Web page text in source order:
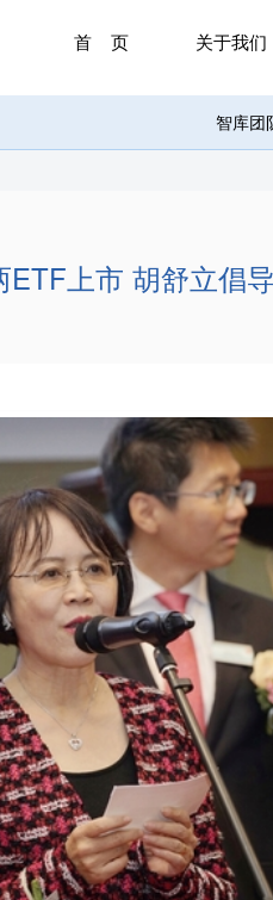
首 页 关于我们
智库团
上市 胡舒立倡